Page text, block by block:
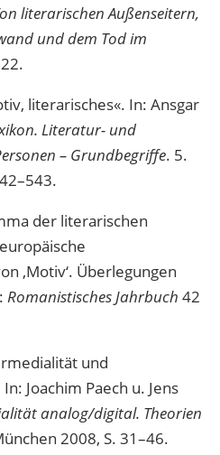
literarischen Außenseitern,
und dem Tod im
literarisches«. In: Ansgar
Literatur- und
– Grundbegriffe. 5.
der literarischen
‚Motiv‘. Überlegungen
Romanistisches Jahrbuch 42
und
Joachim Paech u. Jens
analog/digital. Theorien
2008, S. 31–46.